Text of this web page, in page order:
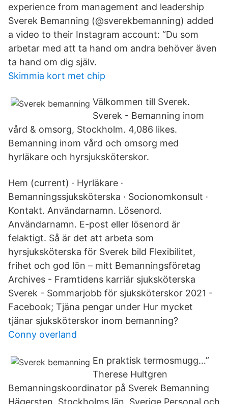
experience from management and leadership
Sverek Bemanning (@sverekbemanning) added
a video to their Instagram account: “Du som
arbetar med att ta hand om andra behöver även
ta hand om dig själv.
Skimmia kort met chip
Välkommen till Sverek.
Sverek - Bemanning inom
vård & omsorg, Stockholm. 4,086 likes.
Bemanning inom vård och omsorg med
hyrläkare och hyrsjuksköterskor.
Hem (current) · Hyrläkare ·
Bemanningssjuksköterska · Socionomkonsult ·
Kontakt. Användarnamn. Lösenord.
Användarnamn. E-post eller lösenord är
felaktigt. Så är det att arbeta som
hyrsjuksköterska för Sverek bild Flexibilitet,
frihet och god lön – mitt Bemanningsföretag
Archives - Framtidens karriär sjuksköterska
Sverek - Sommarjobb för sjuksköterskor 2021 -
Facebook; Tjäna pengar under Hur mycket
tjänar sjuksköterskor inom bemanning?
Conny overland
En praktisk termosmugg…”
Therese Hultgren
Bemanningskoordinator på Sverek Bemanning
Hägersten, Stockholms län, Sverige Personal och